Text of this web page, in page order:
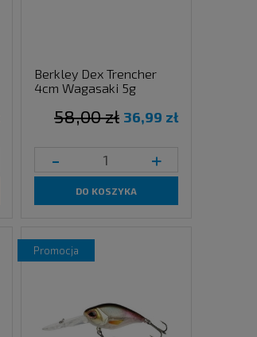
Berkley Dex Trencher
4cm Wagasaki 5g
36,99 zł
58,00 zł
- +
DO KOSZYKA
promocja